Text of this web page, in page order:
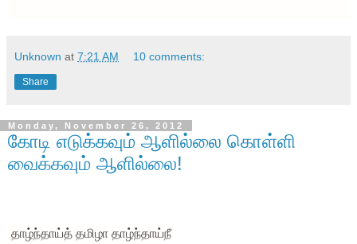
Unknown at 7:21 AM 10 comments:
Share
Monday, November 26, 2012
கோடி எடுக்கவும் ஆளில்லை கொள்ளி
வைக்கவும் ஆளில்லை!
தாழ்ந்தாய்த் தமிழா தாழ்ந்தாய்நீ